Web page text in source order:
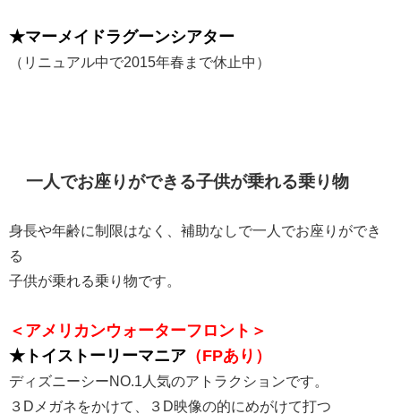
★マーメイドラグーンシアター
（リニュアル中で2015年春まで休止中）
一人でお座りができる子供が乗れる乗り物
身長や年齢に制限はなく、補助なしで一人でお座りができ
る
子供が乗れる乗り物です。
＜アメリカンウォーターフロント＞
★トイストーリーマニア （FPあり）
ディズニーシーNO.1人気のアトラクションです。
３Dメガネをかけて、３D映像の的にめがけて打つ